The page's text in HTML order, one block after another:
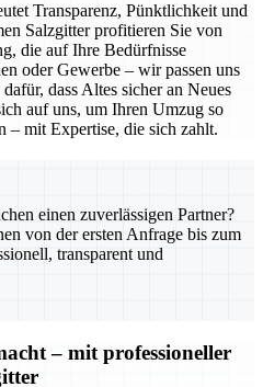
Transparenz, Pünktlichkeit und
Salzgitter profitieren Sie von
die auf Ihre Bedürfnisse
oder Gewerbe – wir passen uns
dass Altes sicher an Neues
auf uns, um Ihren Umzug so
– mit Expertise, die sich zahlt.
einen zuverlässigen Partner?
von der ersten Anfrage bis zum
transparent und
– mit professioneller